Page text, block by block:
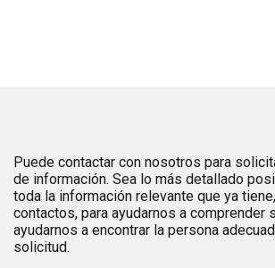
Puede contactar con nosotros para
de información. Sea lo más detallado
toda la información relevante que ya
contactos, para ayudarnos a comprender
ayudarnos a encontrar la persona
solicitud.